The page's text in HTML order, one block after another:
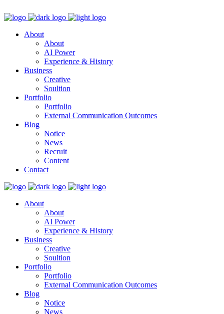
About
About
AI Power
Experience & History
Business
Creative
Soultion
Portfolio
Portfolio
External Communication Outcomes
Blog
Notice
News
Recruit
Content
Contact
About
About
AI Power
Experience & History
Business
Creative
Soultion
Portfolio
Portfolio
External Communication Outcomes
Blog
Notice
News